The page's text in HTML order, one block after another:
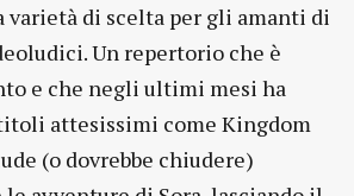
varietà di scelta per gli amanti di
Un repertorio che è
e che negli ultimi mesi ha
attesissimi come Kingdom
(o dovrebbe chiudere)